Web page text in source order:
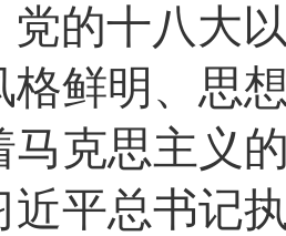
党的十八大
格鲜明、思
马克思主义
近平总书记